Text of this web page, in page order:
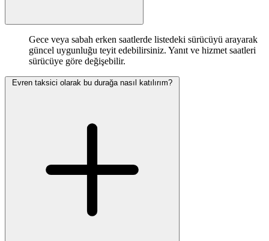
Gece veya sabah erken saatlerde listedeki sürücüyü arayarak
güncel uygunluğu teyit edebilirsiniz. Yanıt ve hizmet saatleri
sürücüye göre değişebilir.
Evren taksici olarak bu durağa nasıl katılırım?